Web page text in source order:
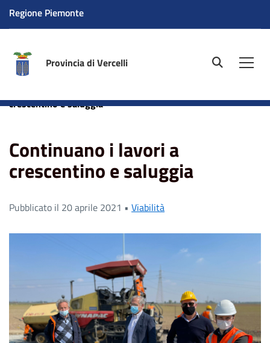
Regione Piemonte
Provincia di Vercelli site.searc
crescentino e saluggia
Continuano i lavori a
crescentino e saluggia
Pubblicato il 20 aprile 2021 • Viabilità